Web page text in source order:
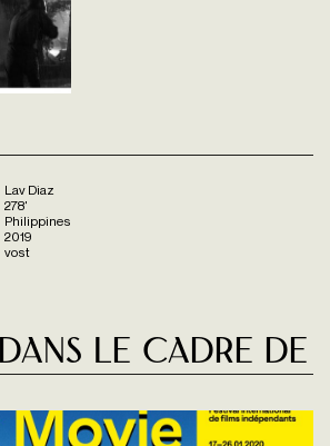
Lav Diaz
278'
Philippines
2019
vost
le cadre de